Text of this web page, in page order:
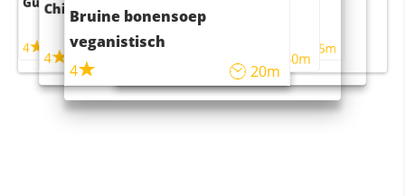
4
Chili con carne
4
Bruine bonensoep
veganistisch
4
20m
Sushi rijstsalade
maaltijdsalade
40m
4 55m